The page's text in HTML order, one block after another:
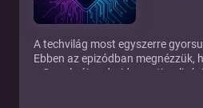
A techvilág most egyszerre
Ebben az epizódban megnézzük,
a Google új androidos